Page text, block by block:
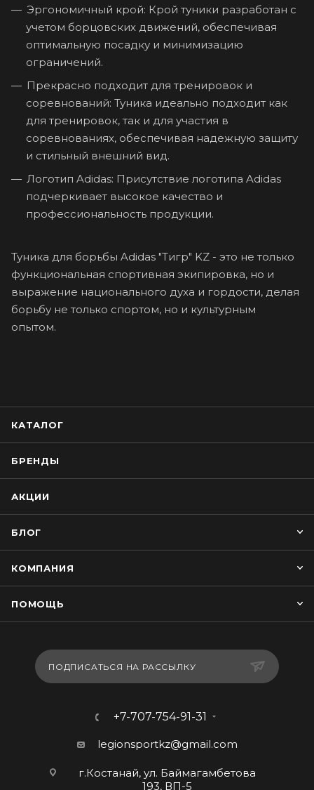
Эргономичный крой: Крой туники разработан с
учетом борцовских движений, обеспечивая
оптимальную посадку и минимизацию
ограничений.
Прекрасно подходит для тренировок и
соревнований: Туника идеально подходит как
для тренировок, так и для участия в
соревнованиях, обеспечивая надежную защиту
и стильный внешний вид.
Логотип Adidas: Присутствие логотипа Adidas
подчеркивает высокое качество и
профессиональность продукции.
Туника для борьбы Adidas "Тигр" KZ - это не только
функциональная спортивная экипировка, но и
выражение национального духа и гордости, делая
борьбу не только спортом, но и культурным
опытом.
КАТАЛОГ
БРЕНДЫ
АКЦИИ
БЛОГ
КОМПАНИЯ
ПОМОЩЬ
ПОДПИСАТЬСЯ НА РАССЫЛКУ
+7-707-754-91-31
legionsportkz@gmail.com
г.Костанай, ул. Баймагамбетова
193, ВП-5